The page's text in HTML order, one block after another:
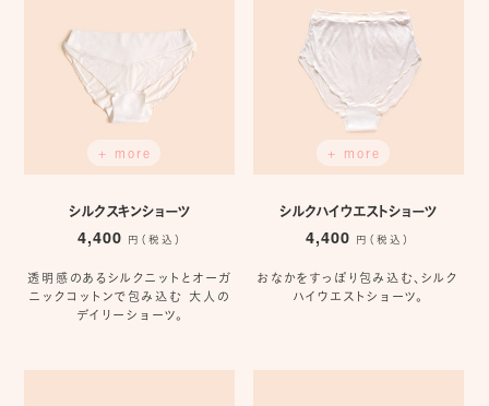
+ more
シルクスキンショーツ
4,400 円（税込）
透明感のあるシルクニットとオーガ
ニックコットンで包み込む 大人の
デイリーショーツ。
+ more
シルクハイウエストショーツ
4,400 円（税込）
おなかをすっぽり包み込む、シルク
ハイウエストショーツ。